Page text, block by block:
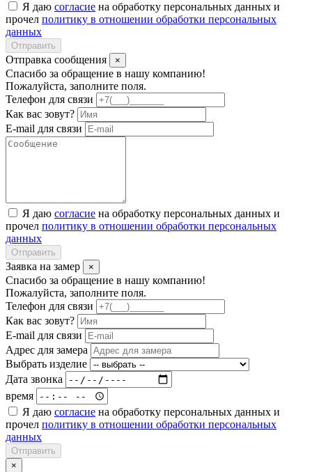
Я даю согласие на обработку персональных данных и
прочел политику в отношении обработки персональных
данных
Отправить
Отправка сообщения ×
Спасибо за обращение в нашу компанию!
Пожалуйста, заполните поля.
Телефон для связи
Как вас зовут?
E-mail для связи
Я даю согласие на обработку персональных данных и
прочел политику в отношении обработки персональных
данных
Отправить
Заявка на замер ×
Спасибо за обращение в нашу компанию!
Пожалуйста, заполните поля.
Телефон для связи
Как вас зовут?
E-mail для связи
Адрес для замера
Выбрать изделие
Дата звонка
время
Я даю согласие на обработку персональных данных и
прочел политику в отношении обработки персональных
данных
Отправить
×